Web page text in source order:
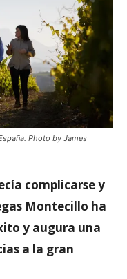
Photo by James
complicarse y
Montecillo ha
y augura una
a la gran